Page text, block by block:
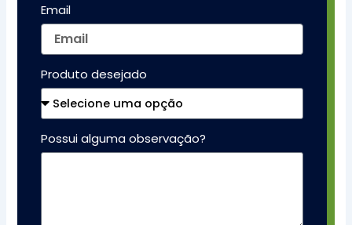
Email
Produto desejado
Possui alguma observação?